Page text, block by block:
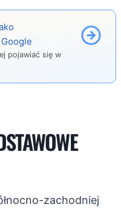
pojawiać się w
zachodniej